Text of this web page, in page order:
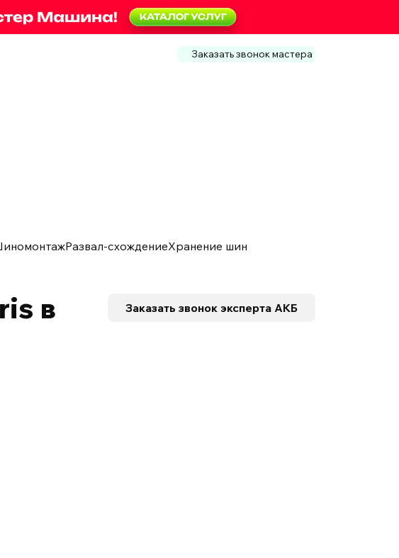
Заказать звонок мастера
Развал-схождениеХранение шин
в
Заказать звонок эксперта АКБ